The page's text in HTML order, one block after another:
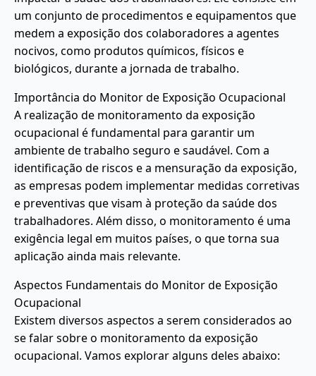
um conjunto de procedimentos e equipamentos que
medem a exposição dos colaboradores a agentes
nocivos, como produtos químicos, físicos e
biológicos, durante a jornada de trabalho.
Importância do Monitor de Exposição Ocupacional
A realização de monitoramento da exposição
ocupacional é fundamental para garantir um
ambiente de trabalho seguro e saudável. Com a
identificação de riscos e a mensuração da exposição,
as empresas podem implementar medidas corretivas
e preventivas que visam à proteção da saúde dos
trabalhadores. Além disso, o monitoramento é uma
exigência legal em muitos países, o que torna sua
aplicação ainda mais relevante.
Aspectos Fundamentais do Monitor de Exposição
Ocupacional
Existem diversos aspectos a serem considerados ao
se falar sobre o monitoramento da exposição
ocupacional. Vamos explorar alguns deles abaixo: